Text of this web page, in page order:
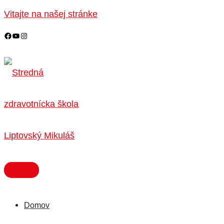
na
obsah
Vitajte na našej stránke
MENU
Domov